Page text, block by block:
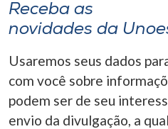
Receba as
novidades da
Usaremos seus dados
com você sobre
podem ser de seu
envio da divulgação, a